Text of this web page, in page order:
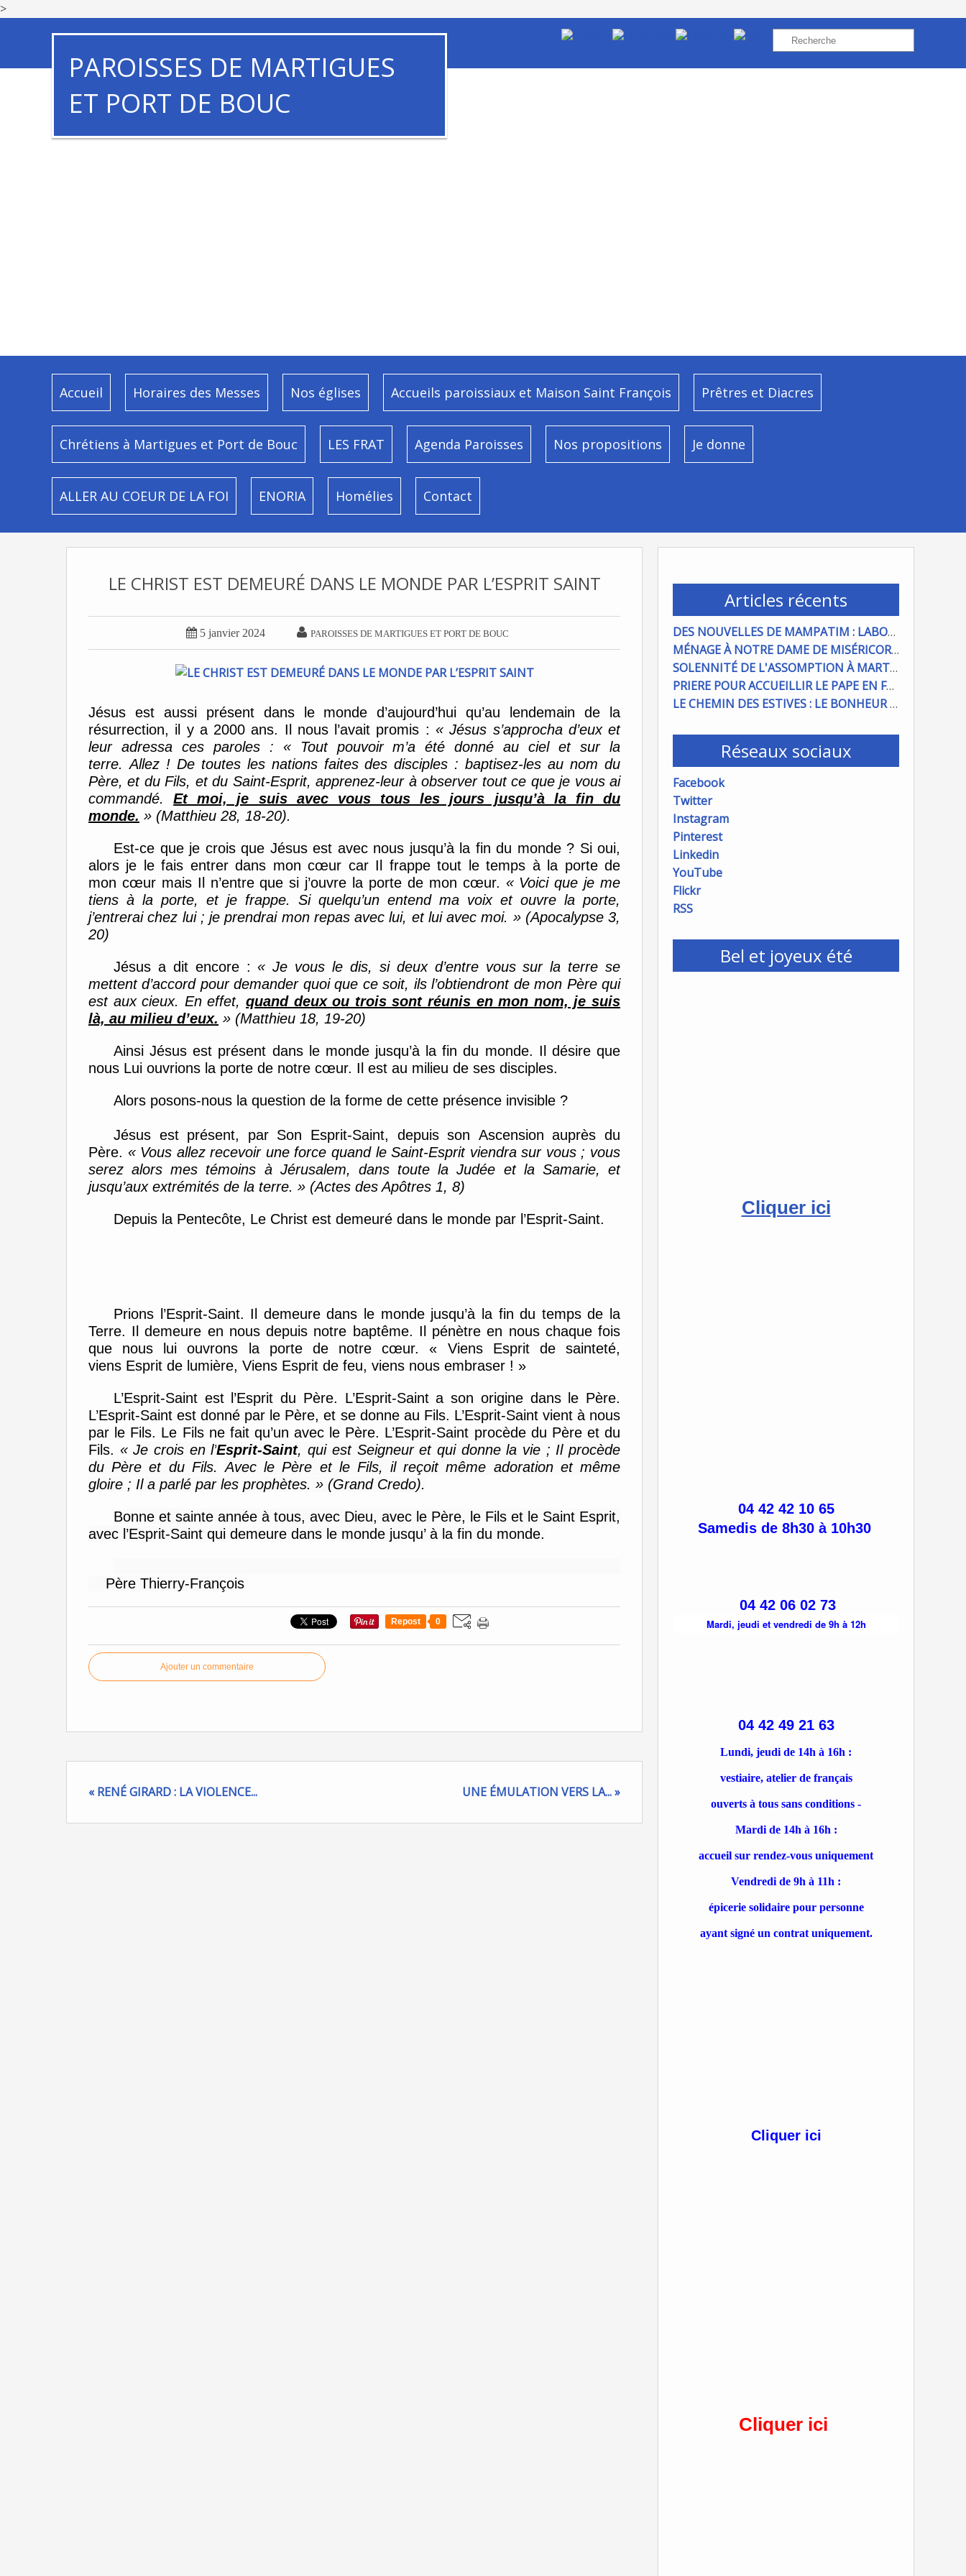
>
PAROISSES DE MARTIGUES
ET PORT DE BOUC
Accueil Horaires des Messes Nos églises Accueils paroissiaux et Maison Saint François Prêtres et Diacres
Chrétiens à Martigues et Port de Bouc LES FRAT Agenda Paroisses Nos propositions Je donne
ALLER AU COEUR DE LA FOI ENORIA Homélies Contact
Articles récents
DES NOUVELLES DE MAMPATIM : LABOUR DU CHAMP PAROISSIAL
MÉNAGE À NOTRE DAME DE MISÉRICORDE : ON COMPTE SUR VOUS !
SOLENNITÉ DE L'ASSOMPTION À MARTIGUES ET PORT DE BOUC
PRIERE POUR ACCUEILLIR LE PAPE EN FRANCE
LE CHEMIN DES ESTIVES : LE BONHEUR À PORTÉE DE MAIN
Réseaux sociaux
Facebook
Twitter
Instagram
Pinterest
Linkedin
YouTube
Flickr
RSS
Bel et joyeux été
Cliquer ici
04 42 42 10 65
Samedis de 8h30 à 10h30
04 42 06 02 73
Mardi, jeudi et vendredi de 9h à 12h
04 42 49 21 63
Lundi, jeudi de 14h à 16h :
vestiaire, atelier de français
ouverts à tous sans conditions -
Mardi de 14h à 16h :
accueil sur rendez-vous uniquement
Vendredi de 9h à 11h :
épicerie solidaire pour personne
ayant signé un contrat uniquement.
Cliquer ici
Cliquer ici
LE CHRIST EST DEMEURÉ DANS LE MONDE PAR L’ESPRIT SAINT
 5 janvier 2024  PAROISSES DE MARTIGUES ET PORT DE BOUC
Jésus est aussi présent dans le monde d’aujourd’hui qu’au lendemain de la
résurrection, il y a 2000 ans. I nous l’avait promis : « Jésus s’approcha d’eux et
leur adressa ces paroles : « Tout pouvoir m’a été donné au ciel et sur la
terre. Allez ! De toutes les nations faites des disciples : baptisez-les au nom du
Père, et du Fils, et du Saint-Esprit, apprenez-leur à observer tout ce que je vous ai
commandé.Et moi, je suis avec vous tous les jours jusqu’à la fin du
monde. » (Matthieu 28, 18-20).
Est-ce que je crois que Jésus est avec nous jusqu’à la fin du monde ? Si oui,
alors je le fais entrer dans moncœur car Il frappe tout le temps à la porte de
mon cœurmais Il n’entre que si j’ouvre la porte de mon cœur. «Voici que je me
tiens à la porte, et je frappe. Si quelqu’un entend ma voix et ouvre la porte,
j’entrerai chez lui ; je prendrai mon repas avec lui, et lui avec moi. » (Apocalypse3,
20)
Jésus a dit encore :« Je vous le dis, si deux d’entre vous sur la terre se
mettent d’accord pour demander quoi que ce soit, ils l’obtiendront de mon Père qui
est aux cieux. En effet,quand deux ou trois sont réunis en mon nom, je suis
là, au milieu d’eux. » (Matthieu 18, 19-20)
Ainsi Jésus est présent dans le mondejusqu’à la fin du monde. Il désire que
nous Lui ouvrions la porte de notre cœur. Il est au milieu de ses disciples.
Alors posons-nous la question de la forme de cette présence invisible ?
Jésus est présent, par Son Esprit-Saint, depuis son Ascension auprès du
Père. « Vous allez recevoir une force quand le Saint-Esprit viendra sur vous ; vous
serez alors mes témoins à Jérusalem, dans toute la Judée et la Samarie, et
jusqu’aux extrémités de la terre. » (Actes des Apôtres 1, 8)
Depuis la Pentecôte, Le Christ est demeuré dans le monde par l’Esprit-Saint.
Prions l’Esprit-Saint. Il demeure dans le monde jusqu’à la fin du temps de la
Terre. Il demeure en nous depuis notre baptême. Il pénètre en nous chaque fois
que nous lui ouvrons la porte de notre cœur. « Viens Esprit de sainteté,
viens Esprit de lumière, Viens Esprit de feu, viens nous embraser ! »
L’Esprit-Saint est l’Esprit du Père. L’Esprit-Saint ason origine dans le Père.
L’Esprit-Saint est donné par le Père, et se donne au Fils. L’Esprit-Saintvient à nous
par le Fils. Le Fils ne fait qu’un avec le Père. L’Esprit-Saint procède du Père et du
Fils. «Je crois en l’Esprit-Saint, qui est Seigneur et qui donne la vie ; Il procède
du Père et du Fils. Avec le Père et le Fils, il reçoit même adoration et même
gloire ; Il a parlé par les prophètes. » (Grand Credo).
Bonne et sainte année à tous, avec Dieu, avec le Père, le Fils et le Saint Esprit,
avec l’Esprit-Saint qui demeure dans le monde jusqu’ à la fin du monde.
Père Thierry-François
Repost 0
Ajouter un commentaire
« RENÉ GIRARD : LA VIOLENCE... UNE ÉMULATION VERS LA... »